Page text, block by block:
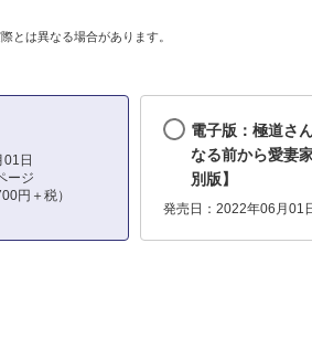
とは異なる場合があります。
日
ージ
円＋税）
電子版：極道さ
なる前から愛妻
別版】
発売日：2022年06月01